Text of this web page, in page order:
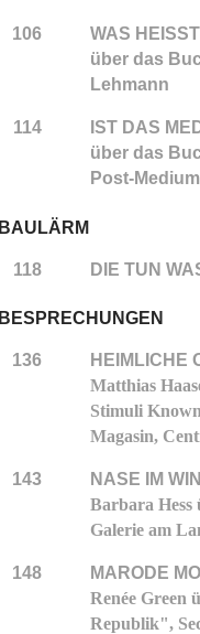
106 WAS
über das
Lehmann
114 IST DAS
über das
Post-
BAULÄRM
118 DIE TUN
BESPRECHUNGEN
136
HEIMLICHE
Matthias
Stimuli
Magasin,
143
NASE IM
Barbara Hess
Galerie am
148
MARODE
Renée Green
Republik",